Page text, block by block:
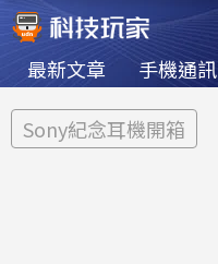
最新文章 手機通訊
Sony紀念耳機開箱